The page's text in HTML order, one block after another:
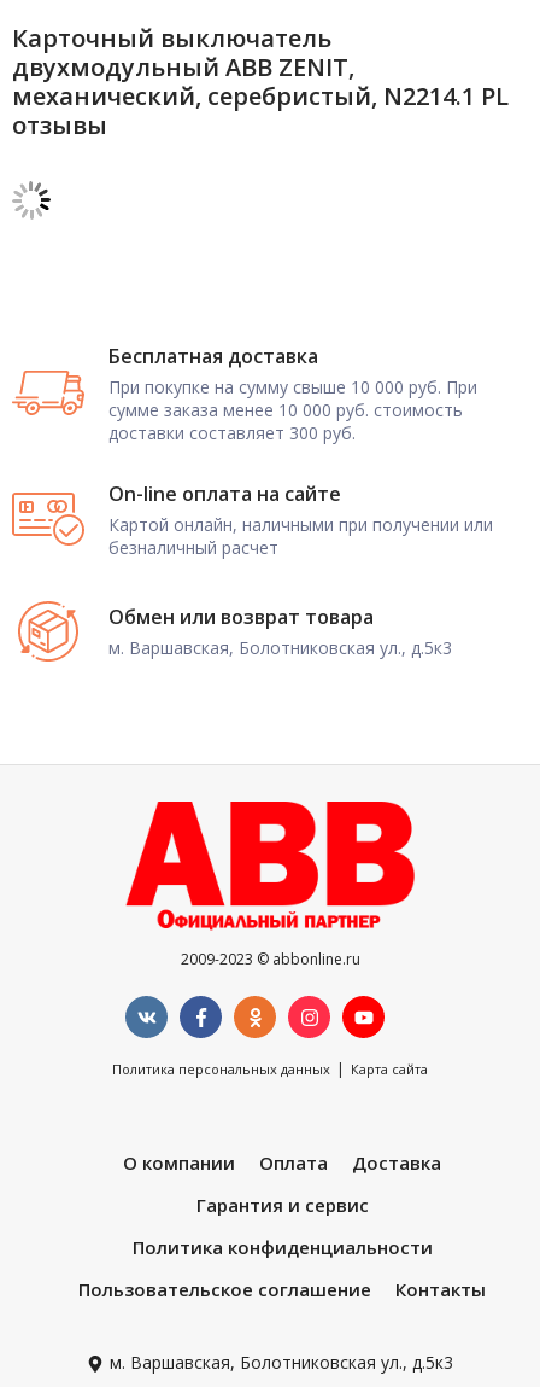
Карточный выключатель
двухмодульный ABB ZENIT,
механический, серебристый, N2214.1 PL
отзывы
Бесплатная доставка
При покупке на сумму свыше 10 000 руб. При
сумме заказа менее 10 000 руб. стоимость
доставки составляет 300 руб.
On-line оплата на сайте
Картой онлайн, наличными при получении или
безналичный расчет
Обмен или возврат товара
м. Варшавская, Болотниковская ул., д.5к3
2009-2023 © abbonline.ru
Политика персональных данных | Карта сайта
О компании Оплата
Доставка
Гарантия и сервис
Политика конфиденциальности
Пользовательское соглашение
Контакты
м. Варшавская, Болотниковская ул., д.5к3